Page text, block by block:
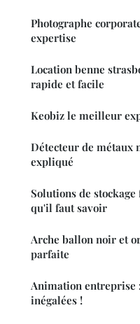
Photographe
expertise
Location benne
rapide et facile
Keobiz le meilleur
Détecteur de métaux
expliqué
Solutions de
qu'il faut savoir
Arche ballon noir et
parfaite
Animation entreprise
inégalées !